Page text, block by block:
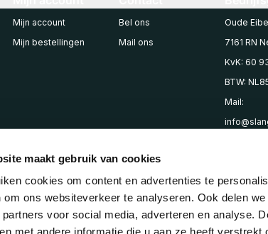
maakt gebruik van cookies
cookies om content en advertenties te
om ons websiteverkeer te analyseren. Ook delen
voor social media, adverteren en analyse.
met andere informatie die u aan ze heeft
Mijn account
Mijn bestellingen
Bel ons
Mail ons
Oude
7161 RN
KvK: 60
BTW:
Mail: